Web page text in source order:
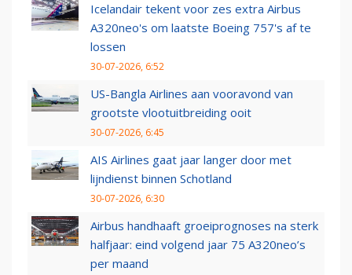
Icelandair tekent voor zes extra Airbus
A320neo's om laatste Boeing 757's af te
lossen
30-07-2026, 6:52
US-Bangla Airlines aan vooravond van
grootste vlootuitbreiding ooit
30-07-2026, 6:45
AIS Airlines gaat jaar langer door met
lijndienst binnen Schotland
30-07-2026, 6:30
Airbus handhaaft groeiprognoses na sterk
halfjaar: eind volgend jaar 75 A320neo’s
per maand